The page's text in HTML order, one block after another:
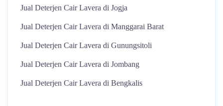
Jual Deterjen Cair Lavera di Jogja
Jual Deterjen Cair Lavera di Manggarai Barat
Jual Deterjen Cair Lavera di Gunungsitoli
Jual Deterjen Cair Lavera di Jombang
Jual Deterjen Cair Lavera di Bengkalis